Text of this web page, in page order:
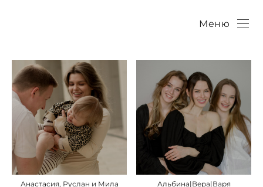
Меню
Анастасия, Руслан и Мила Альбина|Вера|Варя